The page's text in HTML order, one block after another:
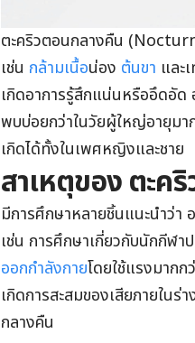
ตะคริวตอนกลางคืน (
เช่น กล้ามเนื้อน่อง ต้นขา และ
เกิดอาการรู้สึกแน่นหรืออึดอัด
พบบ่อยกว่าในวัยผู้ใหญ่อายุมา
เกิดได้ทั้งในเพศหญิงและชาย
สาเหตุของ ตะค
มีการศึกษาหลายชิ้นแนะนำว่า
เช่น การศึกษาเกี่ยวกับนักกีฬา
ออกกำลังกายโดยใช้แรงมาก
เกิดการสะสมของเสียภายใน
กลางคืน